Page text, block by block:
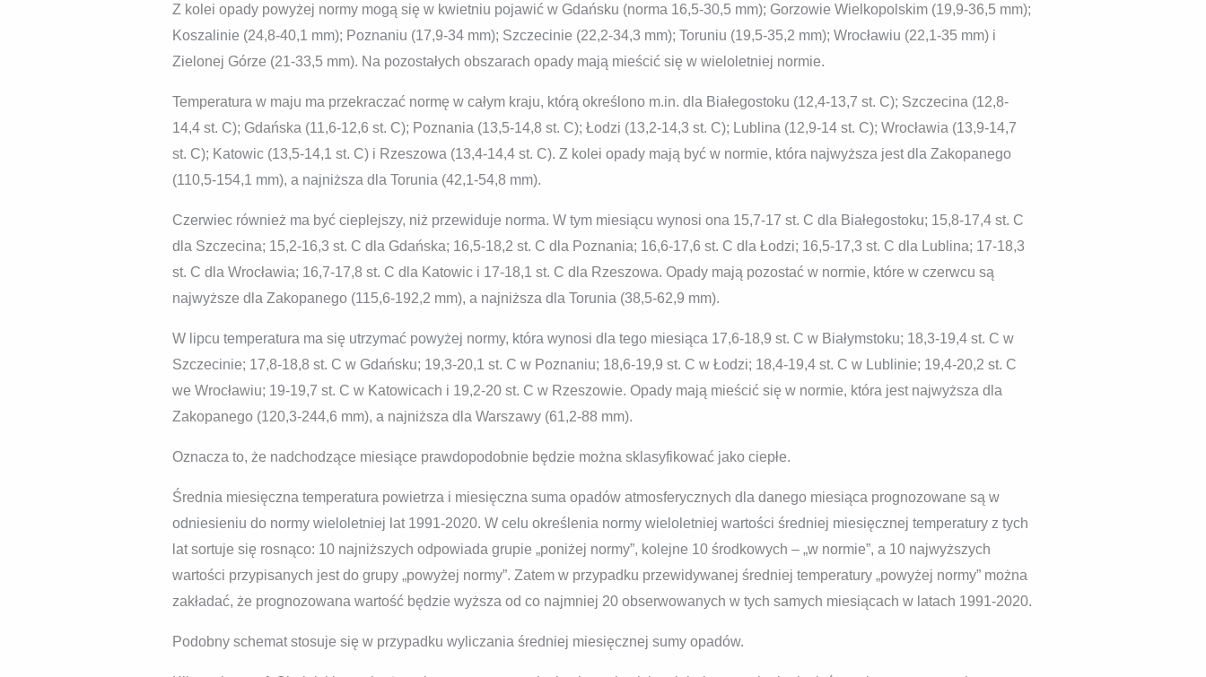
Z kolei opady powyżej normy mogą się w kwietniu pojawić w Gdańsku (norma 16,5-30,5 mm); Gorzowie Wielkopolskim (19,9-36,5 mm);
Koszalinie (24,8-40,1 mm); Poznaniu (17,9-34 mm); Szczecinie (22,2-34,3 mm); Toruniu (19,5-35,2 mm); Wrocławiu (22,1-35 mm) i
Zielonej Górze (21-33,5 mm). Na pozostałych obszarach opady mają mieścić się w wieloletniej normie.
Temperatura w maju ma przekraczać normę w całym kraju, którą określono m.in. dla Białegostoku (12,4-13,7 st. C); Szczecina (12,8-
14,4 st. C); Gdańska (11,6-12,6 st. C); Poznania (13,5-14,8 st. C); Łodzi (13,2-14,3 st. C); Lublina (12,9-14 st. C); Wrocławia (13,9-14,7
st. C); Katowic (13,5-14,1 st. C) i Rzeszowa (13,4-14,4 st. C). Z kolei opady mają być w normie, która najwyższa jest dla Zakopanego
(110,5-154,1 mm), a najniższa dla Torunia (42,1-54,8 mm).
Czerwiec również ma być cieplejszy, niż przewiduje norma. W tym miesiącu wynosi ona 15,7-17 st. C dla Białegostoku; 15,8-17,4 st. C
dla Szczecina; 15,2-16,3 st. C dla Gdańska; 16,5-18,2 st. C dla Poznania; 16,6-17,6 st. C dla Łodzi; 16,5-17,3 st. C dla Lublina; 17-18,3
st. C dla Wrocławia; 16,7-17,8 st. C dla Katowic i 17-18,1 st. C dla Rzeszowa. Opady mają pozostać w normie, które w czerwcu są
najwyższe dla Zakopanego (115,6-192,2 mm), a najniższa dla Torunia (38,5-62,9 mm).
W lipcu temperatura ma się utrzymać powyżej normy, która wynosi dla tego miesiąca 17,6-18,9 st. C w Białymstoku; 18,3-19,4 st. C w
Szczecinie; 17,8-18,8 st. C w Gdańsku; 19,3-20,1 st. C w Poznaniu; 18,6-19,9 st. C w Łodzi; 18,4-19,4 st. C w Lublinie; 19,4-20,2 st. C
we Wrocławiu; 19-19,7 st. C w Katowicach i 19,2-20 st. C w Rzeszowie. Opady mają mieścić się w normie, która jest najwyższa dla
Zakopanego (120,3-244,6 mm), a najniższa dla Warszawy (61,2-88 mm).
Oznacza to, że nadchodzące miesiące prawdopodobnie będzie można sklasyfikować jako ciepłe.
Średnia miesięczna temperatura powietrza i miesięczna suma opadów atmosferycznych dla danego miesiąca prognozowane są w
odniesieniu do normy wieloletniej lat 1991-2020. W celu określenia normy wieloletniej wartości średniej miesięcznej temperatury z tych
lat sortuje się rosnąco: 10 najniższych odpowiada grupie „poniżej normy”, kolejne 10 środkowych – „w normie”, a 10 najwyższych
wartości przypisanych jest do grupy „powyżej normy”. Zatem w przypadku przewidywanej średniej temperatury „powyżej normy” można
zakładać, że prognozowana wartość będzie wyższa od co najmniej 20 obserwowanych w tych samych miesiącach w latach 1991-2020.
Podobny schemat stosuje się w przypadku wyliczania średniej miesięcznej sumy opadów.